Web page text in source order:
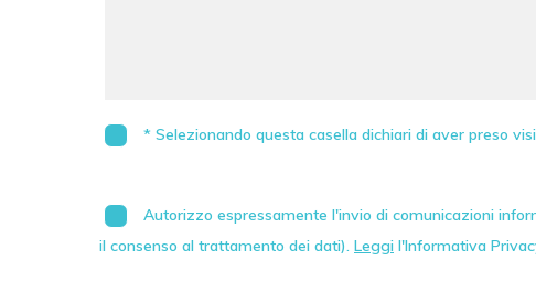
* Selezionando questa casella dichiari di aver preso
Autorizzo espressamente l'invio di comunicazioni
il consenso al trattamento dei dati). Leggi l'Informativa